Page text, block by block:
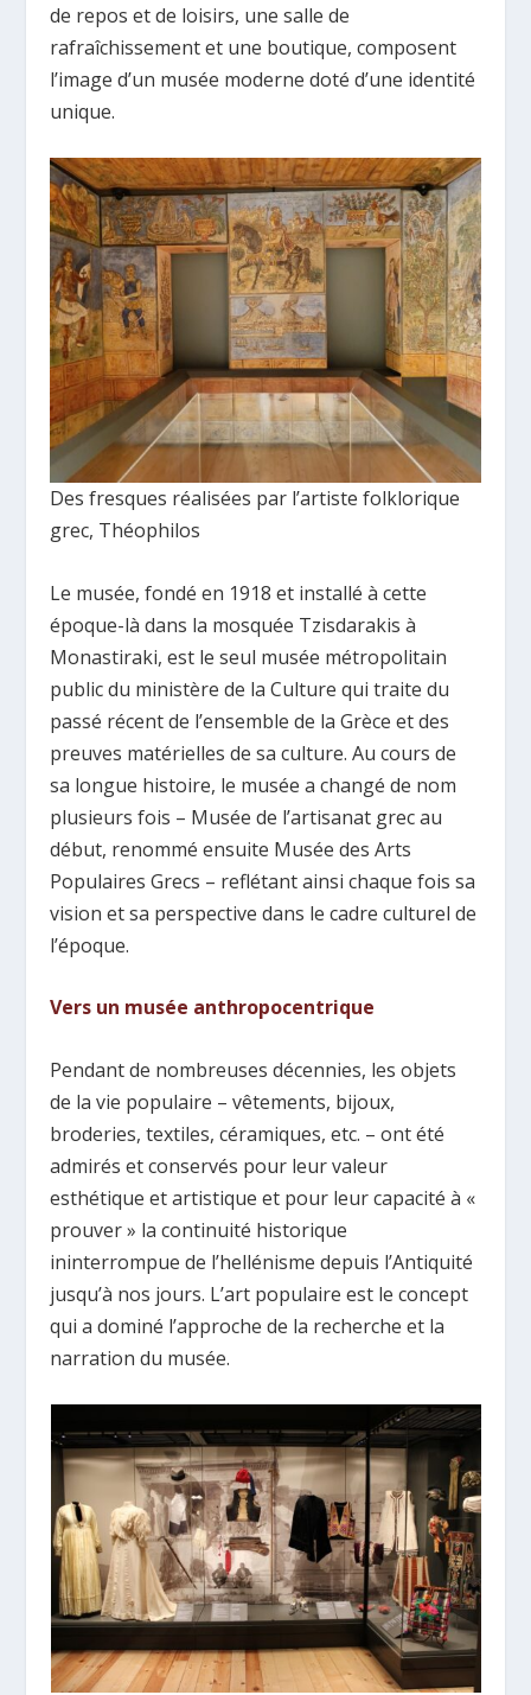
de repos et de loisirs, une salle de
rafraîchissement et une boutique, composent
l’image d’un musée moderne doté d’une identité
unique.
Des fresques réalisées par l’artiste folklorique
grec, Théophilos
Le musée, fondé en 1918 et installé à cette
époque-là dans la mosquée Tzisdarakis à
Monastiraki, est le seul musée métropolitain
public du ministère de la Culture qui traite du
passé récent de l’ensemble de la Grèce et des
preuves matérielles de sa culture. Au cours de
sa longue histoire, le musée a changé de nom
plusieurs fois – Musée de l’artisanat grec au
début, renommé ensuite Musée des Arts
Populaires Grecs – reflétant ainsi chaque fois sa
vision et sa perspective dans le cadre culturel de
l’époque.
Vers un musée anthropocentrique
Pendant de nombreuses décennies, les objets
de la vie populaire – vêtements, bijoux,
broderies, textiles, céramiques, etc. – ont été
admirés et conservés pour leur valeur
esthétique et artistique et pour leur capacité à «
prouver » la continuité historique
ininterrompue de l’hellénisme depuis l’Antiquité
jusqu’à nos jours. L’art populaire est le concept
qui a dominé l’approche de la recherche et la
narration du musée.